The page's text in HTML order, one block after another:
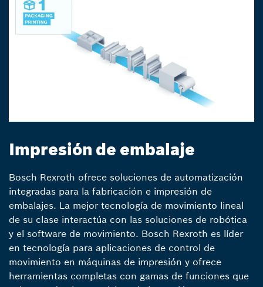
Impresión de embalaje
Bosch Rexroth ofrece soluciones de automatización
integradas para la fabricación e impresión de
embalajes. La mejor tecnología de movimiento lineal
de su clase interactúa con las soluciones de robótica
y el software de movimiento. Bosch Rexroth es líder
en tecnología para aplicaciones de control de
movimiento en máquinas de impresión y ofrece
herramientas completas con gamas de funciones que